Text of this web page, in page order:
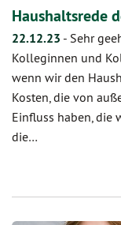
Haushaltsrede
22.12.23 - Sehr
Kolleginnen und
wenn wir den
Kosten, die von
Einfluss haben, die
die…